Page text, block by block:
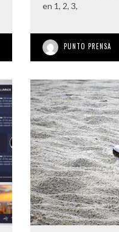
en 1, 2, 3,
PUNTO PRENSA